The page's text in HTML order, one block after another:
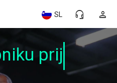
person
headset_mic
SL
prija